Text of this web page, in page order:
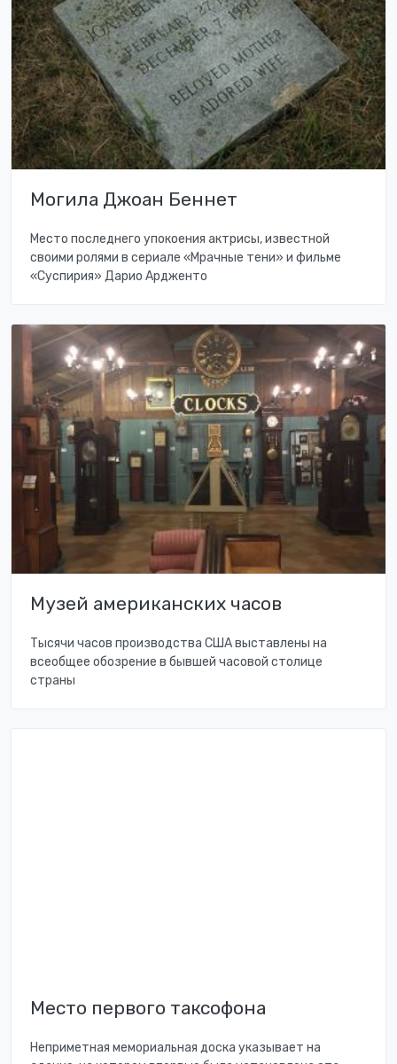
Могила Джоан Беннет
Место последнего упокоения актрисы, известной
своими ролями в сериале «Мрачные тени» и фильме
«Суспирия» Дарио Ардженто
Музей американских часов
Тысячи часов производства США выставлены на
всеобщее обозрение в бывшей часовой столице
страны
Место первого таксофона
Неприметная мемориальная доска указывает на